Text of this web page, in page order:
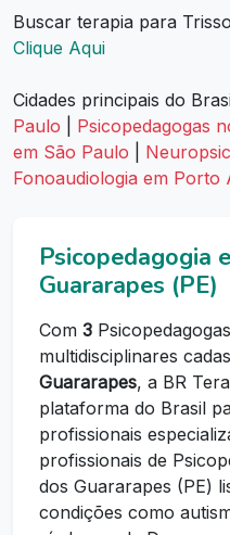
Buscar terapia para
Clique Aqui
Cidades principais do
Paulo
Psicopedagogas
em São Paulo
Fonoaudiologia em Porto
Psicopedagogia
Guararapes (PE)
Com 3
multidisciplinares
Guararapes, a BR
plataforma do Brasil
profissionais
profissionais de
dos Guararapes (PE)
condições como